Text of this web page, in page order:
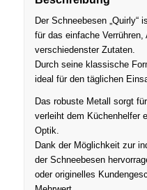
Der Schneebesen „Quirly“
für das einfache
verschiedenster Zutaten.
Durch seine klassische
ideal für den täglichen
Das robuste Metall sorgt
verleiht dem Küchenhelfer
Optik.
Dank der Möglichkeit zur
der Schneebesen
oder originelles